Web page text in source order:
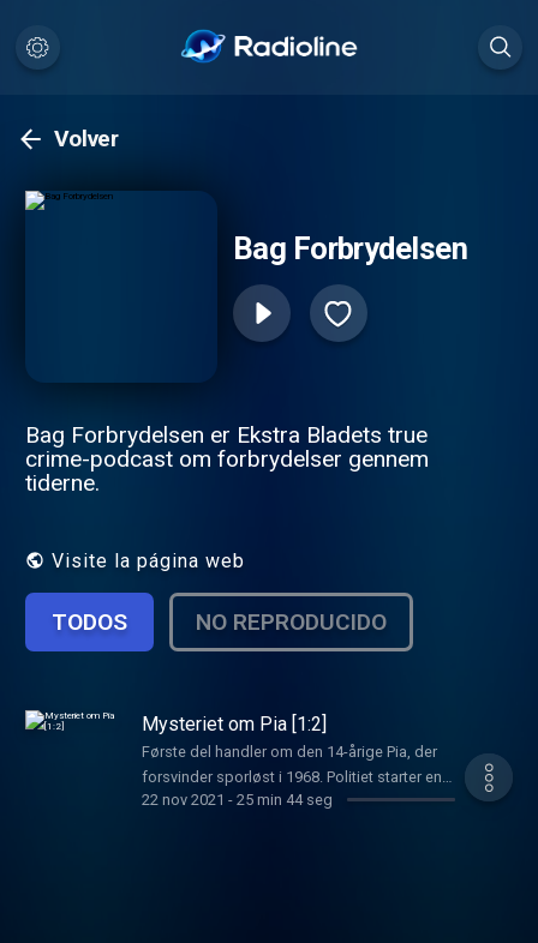
Volver
Bag Forbrydelsen
Bag Forbrydelsen er Ekstra Bladets true
crime-podcast om forbrydelser gennem
tiderne.
Visite la página web
TODOS NO REPRODUCIDO
Mysteriet om Pia [1:2]
Første del handler om den 14-årige Pia, der
forsvinder sporløst i 1968. Politiet starter en
massiv eftersøgning, og pigens cykel bliver
22 nov 2021 - 25 min 44 seg